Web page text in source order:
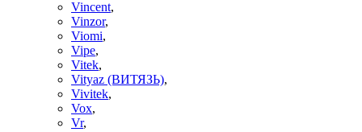
Vincent,
Vinzor,
Viomi,
Vipe,
Vitek,
Vityaz (ВИТЯЗЬ),
Vivitek,
Vox,
Vr,